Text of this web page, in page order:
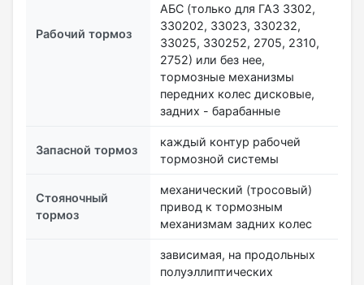
Рабочий тормоз
АБС (только для ГАЗ 3302,
330202, 33023, 330232,
33025, 330252, 2705, 2310,
2752) или без нее,
тормозные механизмы
передних колес дисковые,
задних - барабанные
Запасной тормоз
каждый контур рабочей
тормозной системы
Стояночный
тормоз
механический (тросовый)
привод к тормозным
механизмам задних колес
зависимая, на продольных
полуэллиптических